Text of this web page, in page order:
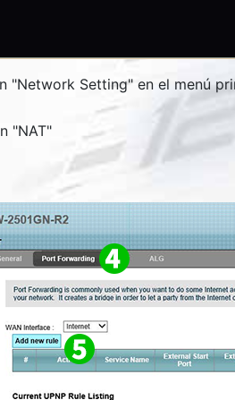
"Network Setting" en el menú
"NAT"